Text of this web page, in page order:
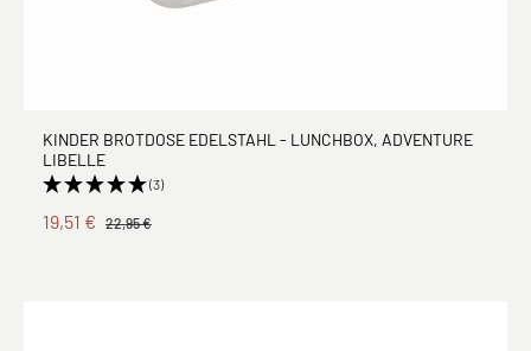
KINDER BROTDOSE EDELSTAHL - LUNCHBOX, ADVENTURE
LIBELLE
(3)
19,51 € 22,95 €